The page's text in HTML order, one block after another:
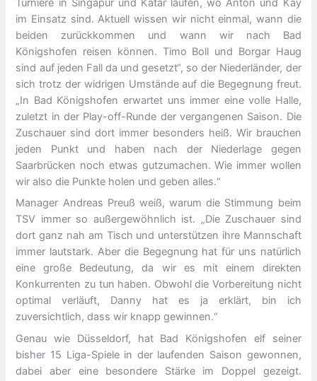
Turniere in Singapur und Katar laufen, wo Anton und Kay
im Einsatz sind. Aktuell wissen wir nicht einmal, wann die
beiden zurückkommen und wann wir nach Bad
Königshofen reisen können. Timo Boll und Borgar Haug
sind auf jeden Fall da und gesetzt“, so der Niederländer, der
sich trotz der widrigen Umstände auf die Begegnung freut.
„In Bad Königshofen erwartet uns immer eine volle Halle,
zuletzt in der Play-off-Runde der vergangenen Saison. Die
Zuschauer sind dort immer besonders heiß. Wir brauchen
jeden Punkt und haben nach der Niederlage gegen
Saarbrücken noch etwas gutzumachen. Wie immer wollen
wir also die Punkte holen und geben alles.“
Manager Andreas Preuß weiß, warum die Stimmung beim
TSV immer so außergewöhnlich ist. „Die Zuschauer sind
dort ganz nah am Tisch und unterstützen ihre Mannschaft
immer lautstark. Aber die Begegnung hat für uns natürlich
eine große Bedeutung, da wir es mit einem direkten
Konkurrenten zu tun haben. Obwohl die Vorbereitung nicht
optimal verläuft, Danny hat es ja erklärt, bin ich
zuversichtlich, dass wir knapp gewinnen.“
Genau wie Düsseldorf, hat Bad Königshofen elf seiner
bisher 15 Liga-Spiele in der laufenden Saison gewonnen,
dabei aber eine besondere Stärke im Doppel gezeigt.